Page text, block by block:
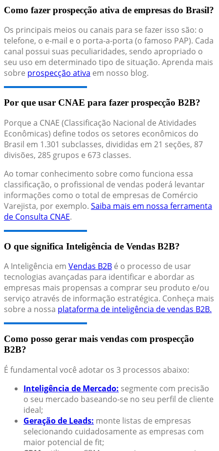
Como fazer prospecção ativa de empresas do Brasil?
Os principais meios ou canais para se fazer isso são: o
telefone, o e-mail e o porta-a-porta (o famoso PAP). Cada
canal possui suas peculiaridades, sendo apropriado o
seu uso em determinado tipo de situação. Aprenda mais
sobre prospecção ativa em nosso blog.
Por que usar CNAE para fazer prospecção B2B?
Porque a CNAE (Classificação Nacional de Atividades
Econômicas) define todos os setores econômicos do
Brasil em 1.301 subclasses, divididas em 21 seções, 87
divisões, 285 grupos e 673 classes.
Ao tomar conhecimento sobre como funciona essa
classificação, o profissional de vendas poderá levantar
informações como o total de empresas de Comércio
Varejista, por exemplo. Saiba mais em nossa ferramenta
de Consulta CNAE.
O que significa Inteligência de Vendas B2B?
A Inteligência em Vendas B2B é o processo de usar
tecnologias avançadas para identificar e abordar as
empresas mais propensas a comprar seu produto e/ou
serviço através de informação estratégica. Conheça mais
sobre a nossa plataforma de inteligência de vendas B2B.
Como posso gerar mais vendas com prospecção
B2B?
É fundamental você adotar os 3 processos abaixo:
Inteligência de Mercado: segmente com precisão
o seu mercado baseando-se no seu perfil de cliente
ideal;
Geração de Leads: monte listas de empresas
selecionando cuidadosamente as empresas com
maior potencial de fit;